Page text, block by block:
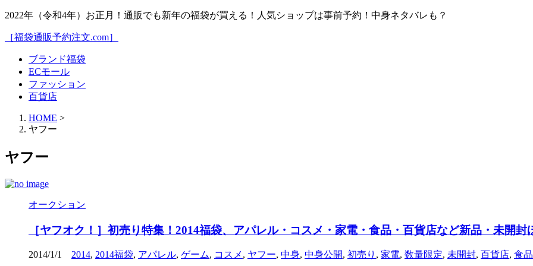
2022年（令和4年）お正月！通販でも新年の福袋が買える！人気ショップは事前予約！中身ネタバレも？
［福袋通販予約注文.com］
ブランド福袋
ECモール
ファッション
百貨店
HOME >
ヤフー
ヤフー
オークション
［ヤフオク！］初売り特集！2014福袋、アパレル・コスメ・家電・食品・百貨店など新品・未開封
2014/1/1 2014, 2014福袋, アパレル, ゲーム, コスメ , ヤフー, 中身, 中身公開, 初売り , 家電, 数量限定, 未開封, 百貨店, 食品